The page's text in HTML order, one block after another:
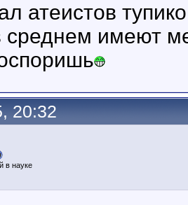
атеистов
среднем имеют
20:32
в науке